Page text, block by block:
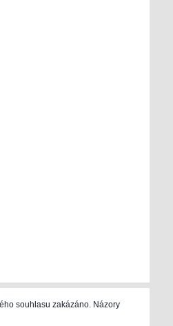
souhlasu zakázáno. Názory